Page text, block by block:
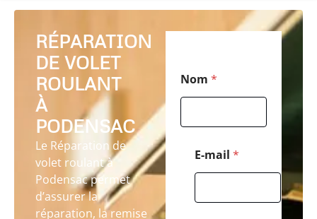
RÉPARATION
DE VOLET
ROULANT
À
PODENSAC
Le Réparation de
volet roulant à
Podensac permet
d’assurer la
réparation, la remise
Nom *
n
C
E-mail *